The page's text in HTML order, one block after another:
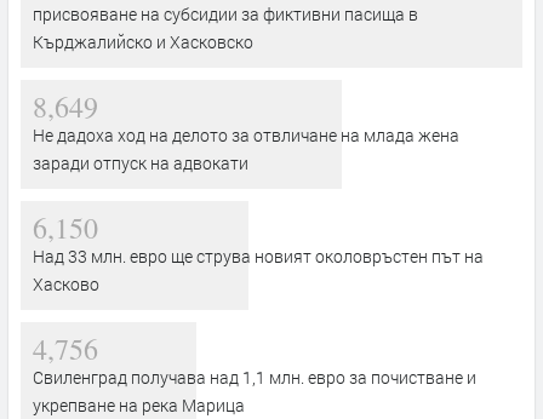
присвояване на субсидии за фиктивни пасища в
Кърджалийско и Хасковско
8,649
Не дадоха ход на делото за отвличане на млада жена
заради отпуск на адвокати
6,150
Над 33 млн. евро ще струва новият околовръстен път на
Хасково
4,756
Свиленград получава над 1,1 млн. евро за почистване и
укрепване на река Марица